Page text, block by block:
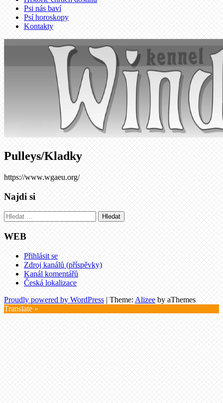
Psi nás baví
Psí horoskopy
Kontakty
Pulleys/Kladky
https://www.wgaeu.org/
Najdi si
Vyhledávání
WEB
Přihlásit se
Zdroj kanálů (příspěvky)
Kanál komentářů
Česká lokalizace
Proudly powered by WordPress | Theme: Alizee by aThemes
Translate »